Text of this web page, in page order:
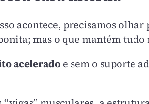
acontece, precisamos
mas o que mantém tudo
acelerado e sem o suporte